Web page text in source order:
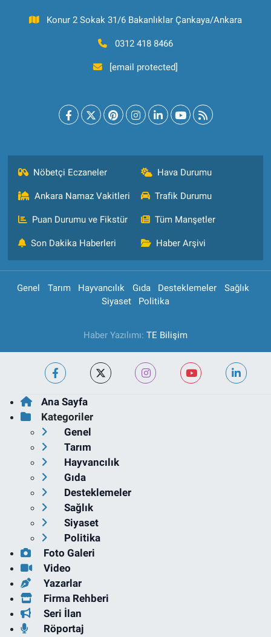
Konur 2 Sokak 31/6 Bakanlıklar Çankaya/Ankara
0312 418 8466
[email protected]
Nöbetçi Eczaneler Hava Durumu
Ankara Namaz Vakitleri Trafik Durumu
Puan Durumu ve Fikstür Tüm Manşetler
Son Dakika Haberleri Haber Arşivi
Genel Tarım Hayvancılık Gıda Desteklemeler
Sağlık
Siyaset
Politika
Haber Yazılımı: TE Bilişim
Ana Sayfa
Kategoriler
Genel
Tarım
Hayvancılık
Gıda
Desteklemeler
Sağlık
Siyaset
Politika
Foto Galeri
Video
Yazarlar
Firma Rehberi
Seri İlan
Röportaj